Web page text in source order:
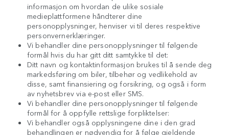
informasjon om hvordan de ulike sosiale
medieplattformene håndterer dine
personopplysninger, henviser vi til deres respektive
personvernerklæringer.
Vi behandler dine personopplysninger til følgende
formål hvis du har gitt ditt samtykke til det:
Ditt navn og kontaktinformasjon brukes til å sende deg
markedsføring om biler, tilbehør og vedlikehold av
disse, samt finansiering og forsikring, og også i form
av nyhetsbrev via e-post eller SMS.
Vi behandler dine personopplysninger til følgende
formål for å oppfylle rettslige forpliktelser:
Vi behandler også opplysningene dine i den grad
behandlingen er nødvendig for å følge gjeldende